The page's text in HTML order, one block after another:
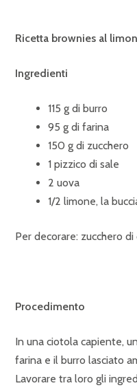
Ricetta brownies al
Ingredienti
115 g di burro
95 g di farina
150 g di zucchero
1 pizzico di sale
2 uova
1/2 limone, la
Per decorare: zucchero
Procedimento
In una ciotola capiente,
farina e il burro lasciato
Lavorare tra loro gli